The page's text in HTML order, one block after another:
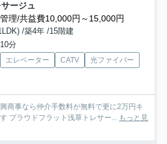
ージュ
管理/共益費10,000円～15,000円
/築4年 /15階建
分
エレベーター CATV
光ファイバー
商事なら仲介手数料が無料で更に2万円キ
プラウドフラット浅草トレサー... もっと見